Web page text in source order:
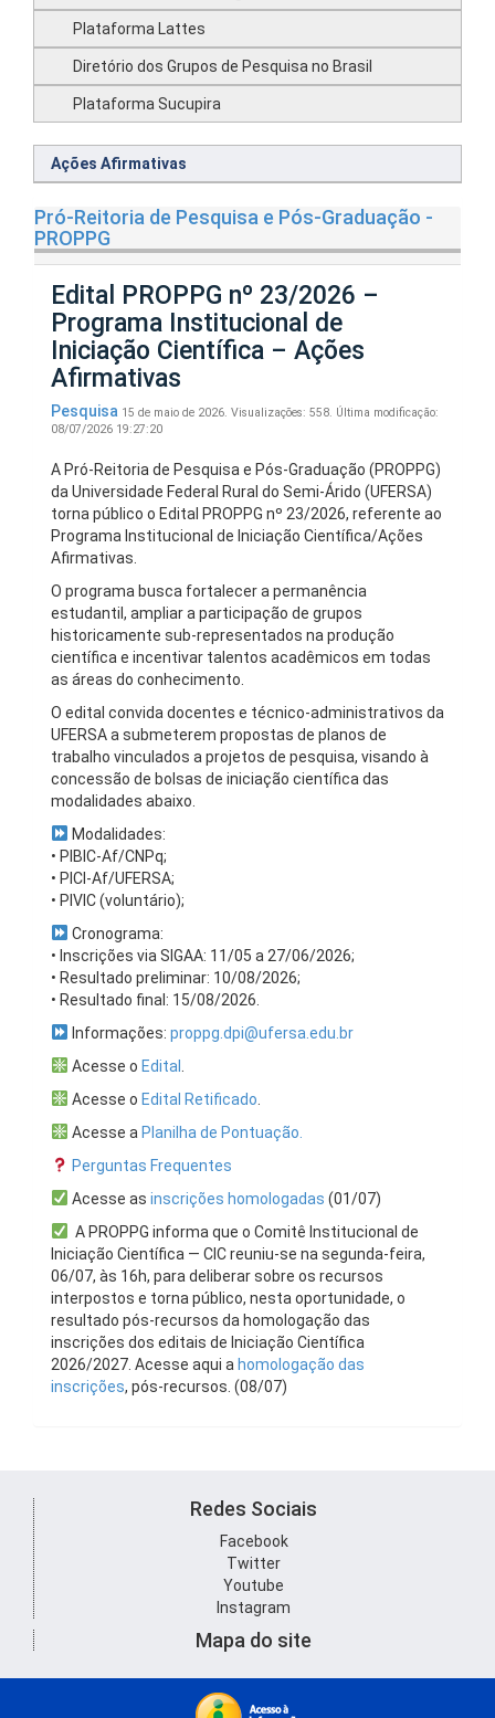
Plataforma Lattes
Diretório dos Grupos de Pesquisa no Brasil
Plataforma Sucupira
Ações Afirmativas
Pró-Reitoria de Pesquisa e Pós-Graduação -
PROPPG
Edital PROPPG nº 23/2026 –
Programa Institucional de
Iniciação Científica – Ações
Afirmativas
Pesquisa 15 de maio de 2026. Visualizações: 558. Última modificação:
08/07/2026 19:27:20
A Pró-Reitoria de Pesquisa e Pós-Graduação (PROPPG)
da Universidade Federal Rural do Semi-Árido (UFERSA)
torna público o Edital PROPPG nº 23/2026, referente ao
Programa Institucional de Iniciação Científica/Ações
Afirmativas.
O programa busca fortalecer a permanência
estudantil, ampliar a participação de grupos
historicamente sub-representados na produção
científica e incentivar talentos acadêmicos em todas
as áreas do conhecimento.
O edital convida docentes e técnico-administrativos da
UFERSA a submeterem propostas de planos de
trabalho vinculados a projetos de pesquisa, visando à
concessão de bolsas de iniciação científica das
modalidades abaixo.
Modalidades:
• PIBIC-Af/CNPq;
• PICI-Af/UFERSA;
• PIVIC (voluntário);
Cronograma:
• Inscrições via SIGAA: 11/05 a 27/06/2026;
• Resultado preliminar: 10/08/2026;
• Resultado final: 15/08/2026.
Informações: proppg.dpi@ufersa.edu.br
Acesse o Edital
Acesse o Edital Retificado
Acesse a Planilha de Pontuação.
Perguntas Frequentes
Acesse as inscrições homologadas (01/07)
A PROPPG informa que o Comitê Institucional de
Iniciação Científica — CIC reuniu-se na segunda-feira,
06/07, às 16h, para deliberar sobre os recursos
interpostos e torna público, nesta oportunidade, o
resultado pós-recursos da homologação das
inscrições dos editais de Iniciação Científica
2026/2027. Acesse aqui a homologação das
inscrições, pós-recursos. (08/07)
Redes Sociais
Facebook
Twitter
Youtube
Instagram
Mapa do site